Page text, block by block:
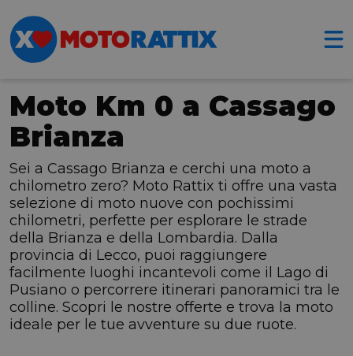
Moto Km 0 a Cassago
Brianza
Sei a Cassago Brianza e cerchi una moto a
chilometro zero? Moto Rattix ti offre una vasta
selezione di moto nuove con pochissimi
chilometri, perfette per esplorare le strade
della Brianza e della Lombardia. Dalla
provincia di Lecco, puoi raggiungere
facilmente luoghi incantevoli come il Lago di
Pusiano o percorrere itinerari panoramici tra le
colline. Scopri le nostre offerte e trova la moto
ideale per le tue avventure su due ruote.